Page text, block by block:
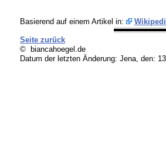
Basierend auf einem Artikel in:
Seite zurück
© biancahoegel.de
Datum der letzten Änderung: Jena, den: